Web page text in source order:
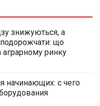
знижуються, а
що
аграрному ринку
начинающих: с чего